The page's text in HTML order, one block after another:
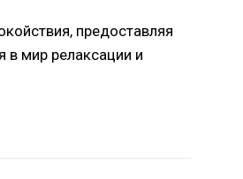
предоставляя
в мир релаксации и